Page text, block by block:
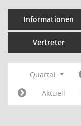
Informationen
Vertreter
Quartal
Aktuell